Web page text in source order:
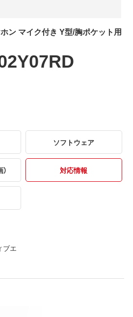
ン マイク付き Y型/胸ポケット用
ソフトウェア
対応情報
ブエ